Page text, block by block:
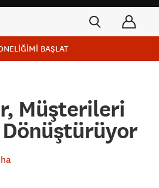
BAŞLAT
Müşterileri